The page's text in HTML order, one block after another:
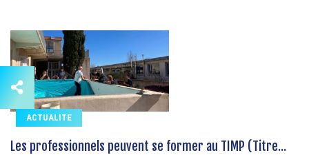
ACTUALITE
Les professionnels peuvent se former au TIMP (Titre...